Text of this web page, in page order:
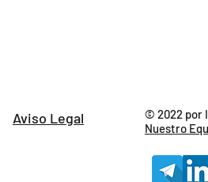
© 2022 por
Nuestro
Aviso Legal